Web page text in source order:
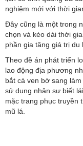
nghiệm mới với thời
Đây cũng là một trong
chọn và kéo dài thời
phần gia tăng giá trị du
Theo đề án phát triển
lao động địa phương
bắt cá ven bờ sang
sử dụng nhân sự biết
mặc trang phục truyền
mũ lá.